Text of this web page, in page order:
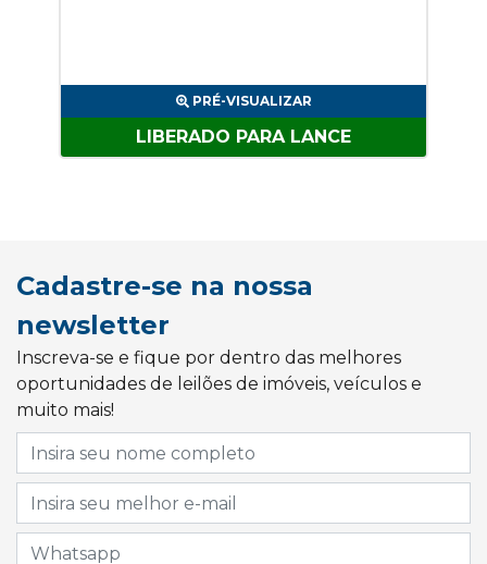
PRÉ-VISUALIZAR
LIBERADO PARA LANCE
Cadastre-se na nossa
newsletter
Inscreva-se e fique por dentro das melhores
oportunidades de leilões de imóveis, veículos e
muito mais!